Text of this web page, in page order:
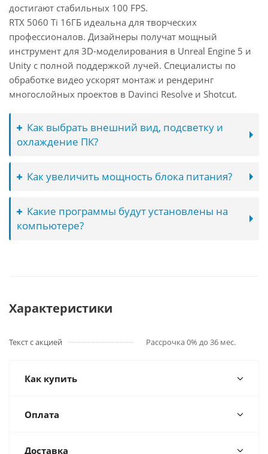
достигают стабильных 100 FPS.
RTX 5060 Ti 16ГБ идеальна для творческих
профессионалов. Дизайнеры получат мощный
инструмент для 3D-моделирования в Unreal Engine 5 и
Unity с полной поддержкой лучей. Специалисты по
обработке видео ускорят монтаж и рендеринг
многослойных проектов в Davinci Resolve и Shotcut.
Как выбрать внешний вид, подсветку и
охлаждение ПК?
Как увеличить мощность блока питания?
Какие программы будут установлены на
компьютере?
Характеристики
Текст с акцией Рассрочка 0% до 36 мес.
Как купить
Оплата
Доставка